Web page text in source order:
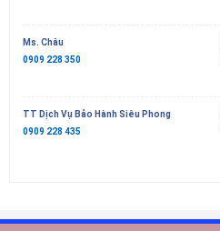
Ms. Châu
0909 228 350
TT Dịch Vụ Bảo Hành Siêu Phong
0909 228 435